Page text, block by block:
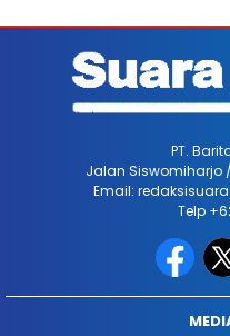
PT.
Jalan Siswomiharjo
Email:
Telp